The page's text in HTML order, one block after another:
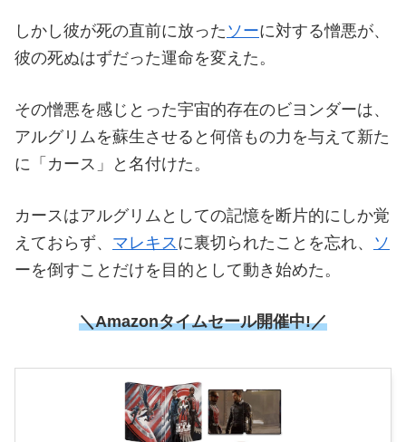
しかし彼が死の直前に放った ソーに対する憎悪が、
彼の死ぬはずだった運命を変えた。
その憎悪を感じとった宇宙的存在のビヨンダーは、
アルグリムを蘇生させると何倍もの力を与えて新た
に「カース」と名付けた。
カースはアルグリムとしての記憶を断片的にしか覚
えておらず、 マレキスに裏切られたことを忘れ、 ソ
ーを倒すことだけを目的として動き始めた。
＼Amazonタイムセール開催中!／